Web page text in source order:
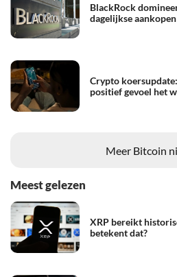
BlackRock
dagelijkse aankopen
Crypto
positief gevoel het
Meer Bitcoin
Meest gelezen
XRP bereikt
betekent dat?